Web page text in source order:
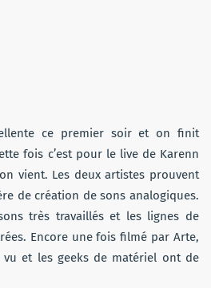
ce premier soir et on finit
fois c’est pour le live de Karenn
vient. Les deux artistes prouvent
de création de sons analogiques.
très travaillés et les lignes de
Encore une fois filmé par Arte,
vu et les geeks de matériel ont de